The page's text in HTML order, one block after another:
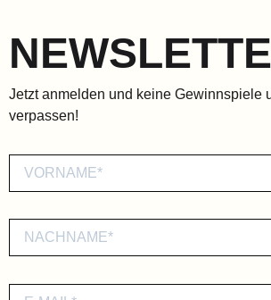
Jetzt anmelden und keine Gewinnspiele
verpassen!